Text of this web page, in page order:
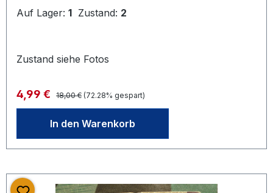
Auf Lager: 1 Zustand: 2
Zustand siehe Fotos
Verkaufspreis:
4,99 € Regulärer Preis:
18,00 € (72.28% gespart)
In den Warenkorb